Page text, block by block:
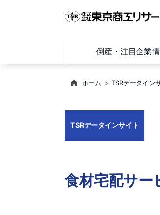
倒産・注目企業
ホーム TSRデータイン
TSRデータインサイト
食材宅配サー